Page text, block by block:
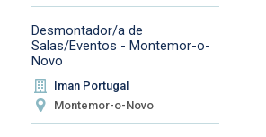
Desmontador/a de
Salas/Eventos - Montemor-o-
Novo
Iman Portugal
Montemor-o-Novo